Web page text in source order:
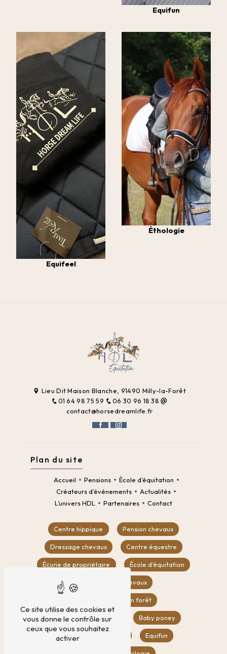
Equifun
Equifeel
Éthologie
Lieu Dit Maison Blanche, 91490 Milly-la-Forêt
01 64 98 75 59
06 30 96 18 38
contact@horsedreamlife.fr
Plan du site
Accueil Pensions
École d’équitation
Créateurs d’événements
Actualités
L’univers HDL
Partenaires Contact
Centre hippique Pension chevaux
Dressage chevaux Centre équestre
Écurie de propriétaire École d'équitation
Location box chevaux
Balade à cheval en forêt
Compétition équestre Baby poney
CSO Equifun
Ce site utilise des cookies et
vous donne le contrôle sur
ceux que vous souhaitez
activer